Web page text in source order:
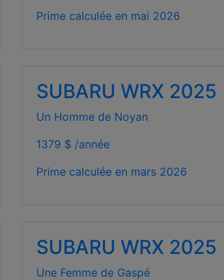
Prime calculée en mai 2026
SUBARU WRX 2025
Un Homme de Noyan
1379 $ /année
Prime calculée en mars 2026
SUBARU WRX 2025
Une Femme de Gaspé